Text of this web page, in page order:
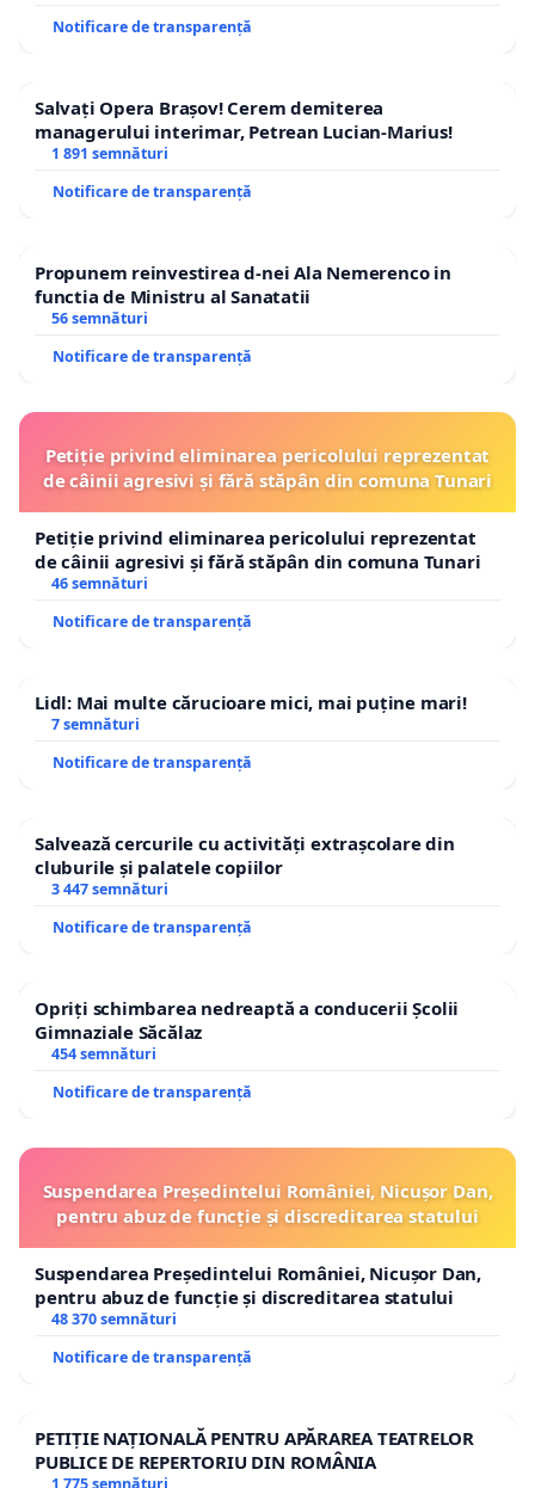
Notificare de transparență
Salvați Opera Brașov! Cerem demiterea
managerului interimar, Petrean Lucian-Marius!
1 891 semnături
Notificare de transparență
Propunem reinvestirea d-nei Ala Nemerenco in
functia de Ministru al Sanatatii
56 semnături
Notificare de transparență
Petiție privind eliminarea pericolului reprezentat
de câinii agresivi și fără stăpân din comuna Tunari
Petiție privind eliminarea pericolului reprezentat
de câinii agresivi și fără stăpân din comuna Tunari
46 semnături
Notificare de transparență
Lidl: Mai multe cărucioare mici, mai puține mari!
7 semnături
Notificare de transparență
Salvează cercurile cu activități extrașcolare din
cluburile și palatele copiilor
3 447 semnături
Notificare de transparență
Opriți schimbarea nedreaptă a conducerii Școlii
Gimnaziale Săcălaz
454 semnături
Notificare de transparență
Suspendarea Președintelui României, Nicușor Dan,
pentru abuz de funcție și discreditarea statului
Suspendarea Președintelui României, Nicușor Dan,
pentru abuz de funcție și discreditarea statului
48 370 semnături
Notificare de transparență
PETIȚIE NAȚIONALĂ PENTRU APĂRAREA TEATRELOR
PUBLICE DE REPERTORIU DIN ROMÂNIA
1 775 semnături